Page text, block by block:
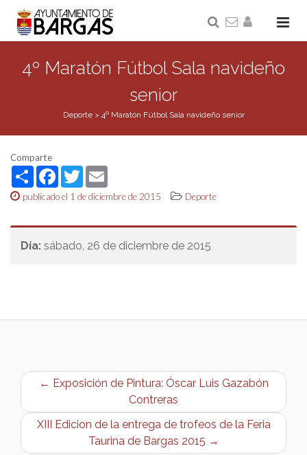
4º Maratón Fútbol Sala navideño
senior
Deporte> 4º Maratón Fútbol Sala navideño senior
Comparte
ShareFacebook
Twitter
publicado el 1 de diciembre de 2015 Deporte
Día: sábado, 26 de diciembre de 2015
← Exposición de Pintura: Óscar Luis Gazabón
Contreras
XIII Edicion de la entrega de trofeos de la Feria
Taurina de Bargas 2015 →